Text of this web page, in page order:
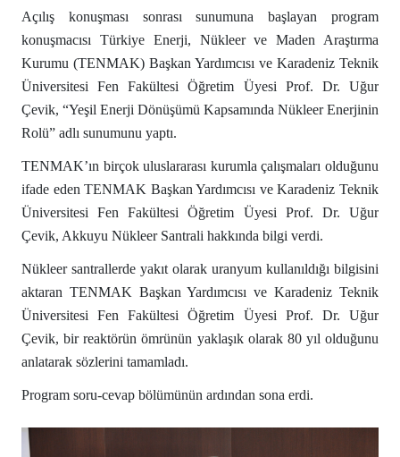
Açılış konuşması sonrası sunumuna başlayan program
konuşmacısı Türkiye Enerji, Nükleer ve Maden Araştırma
Kurumu (TENMAK) Başkan Yardımcısı ve Karadeniz Teknik
Üniversitesi Fen Fakültesi Öğretim Üyesi Prof. Dr. Uğur
Çevik, “Yeşil Enerji Dönüşümü Kapsamında Nükleer Enerjinin
Rolü” adlı sunumunu yaptı.
TENMAK’ın birçok uluslararası kurumla çalışmaları olduğunu
ifade eden TENMAK Başkan Yardımcısı ve Karadeniz Teknik
Üniversitesi Fen Fakültesi Öğretim Üyesi Prof. Dr. Uğur
Çevik, Akkuyu Nükleer Santrali hakkında bilgi verdi.
Nükleer santrallerde yakıt olarak uranyum kullanıldığı bilgisini
aktaran TENMAK Başkan Yardımcısı ve Karadeniz Teknik
Üniversitesi Fen Fakültesi Öğretim Üyesi Prof. Dr. Uğur
Çevik, bir reaktörün ömrünün yaklaşık olarak 80 yıl olduğunu
anlatarak sözlerini tamamladı.
Program soru-cevap bölümünün ardından sona erdi.